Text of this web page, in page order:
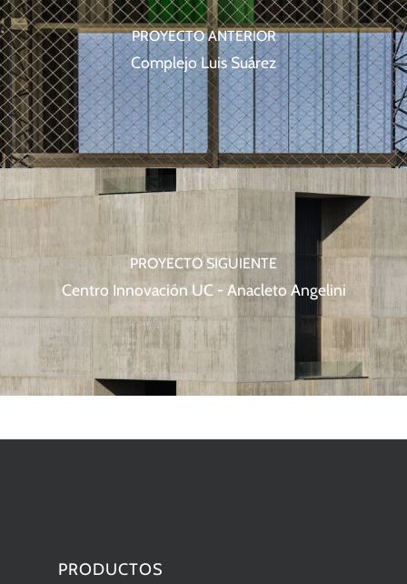
PROYECTO ANTERIOR
Complejo Luis Suárez
PROYECTO SIGUIENTE
Centro Innovación UC - Anacleto Angelini
PRODUCTOS